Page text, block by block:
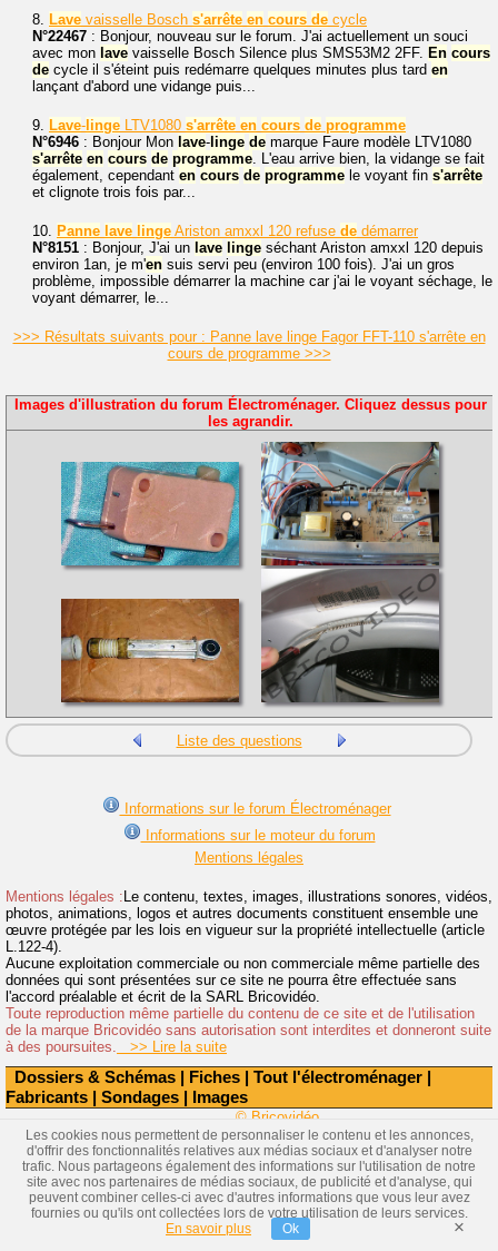
Dossiers & Schémas | Fiches | Tout l'électroménager |
Fabricants | Sondages | Images
8. Lave vaisselle Bosch s'arrête en cours de cycle
N°22467 : Bonjour, nouveau sur le forum. J'ai actuellement un souci
avec mon lave vaisselle Bosch Silence plus SMS53M2 2FF. En cours
de cycle il s'éteint puis redémarre quelques minutes plus tard en
lançant d'abord une vidange puis...
9. Lave- linge LTV1080 s'arrête en cours de programme
N°6946 : Bonjour Mon lave- linge de marque Faure modèle LTV1080
s'arrête en cours de programme. L'eau arrive bien, la vidange se fait
également, cependant en cours de programme le voyant fin s'arrête
et clignote trois fois par...
10. Panne lave linge Ariston amxxl 120 refuse de démarrer
N°8151 : Bonjour, J'ai un lave linge séchant Ariston amxxl 120 depuis
environ 1an, je m'en suis servi peu (environ 100 fois). J'ai un gros
problème, impossible démarrer la machine car j'ai le voyant séchage, le
voyant démarrer, le...
>>> Résultats suivants pour : Panne lave linge Fagor FFT-110 s'arrête en
cours de programme >>>
Images d'illustration du forum Électroménager. Cliquez dessus pour
les agrandir.
Liste des questions
Informations sur le forum Électroménager
Informations sur le moteur du forum
Mentions légales
Mentions légales : Le contenu, textes, images, illustrations sonores, vidéos,
photos, animations, logos et autres documents constituent ensemble une
œuvre protégée par les lois en vigueur sur la propriété intellectuelle (article
L.122-4).
Aucune exploitation commerciale ou non commerciale même partielle des
données qui sont présentées sur ce site ne pourra être effectuée sans
l'accord préalable et écrit de la SARL Bricovidéo.
Toute reproduction même partielle du contenu de ce site et de l'utilisation
de la marque Bricovidéo sans autorisation sont interdites et donneront suite
à des poursuites. >> Lire la suite
© Bricovidéo
Les cookies nous permettent de personnaliser le contenu et les annonces,
d'offrir des fonctionnalités relatives aux médias sociaux et d'analyser notre
trafic. Nous partageons également des informations sur l'utilisation de notre
site avec nos partenaires de médias sociaux, de publicité et d'analyse, qui
peuvent combiner celles-ci avec d'autres informations que vous leur avez
fournies ou qu'ils ont collectées lors de votre utilisation de leurs services.
En savoir plus
Ok ×